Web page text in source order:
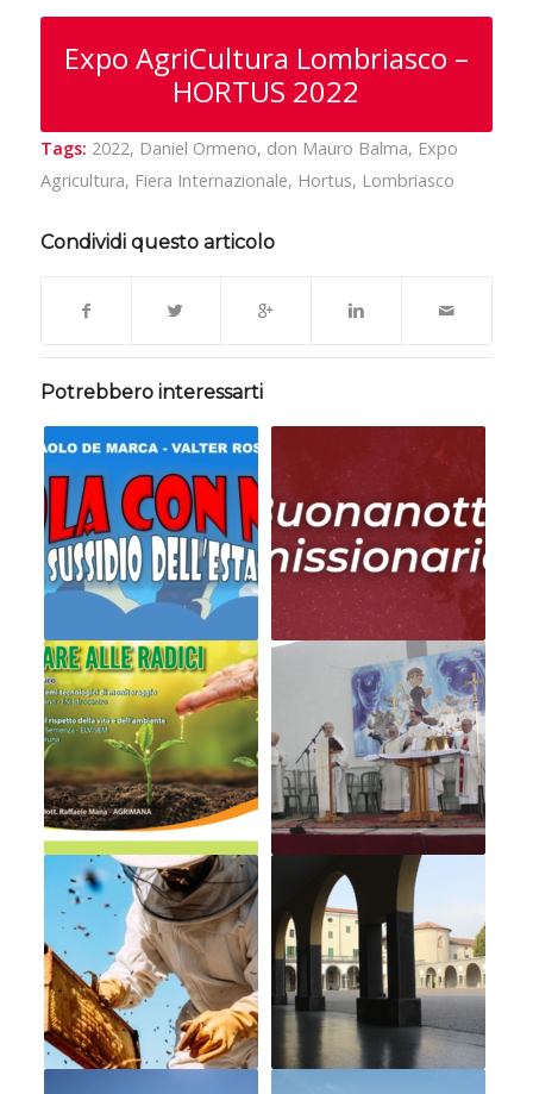
Expo AgriCultura Lombriasco –
HORTUS 2022
Tags: 2022, Daniel Ormeno, don Mauro Balma, Expo
Agricultura, Fiera Internazionale, Hortus, Lombriasco
Condividi questo articolo
Potrebbero interessarti